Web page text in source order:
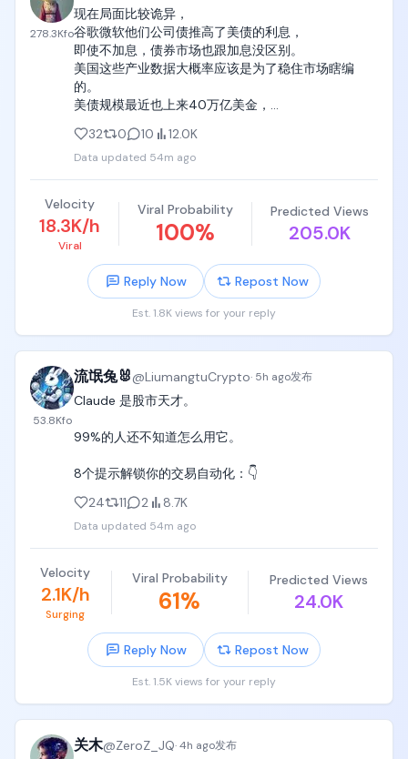
278.3Kfo
现在局面比较诡异，
谷歌微软他们公司债推高了美债的利息，
即使不加息，债券市场也跟加息没区别。
美国这些产业数据大概率应该是为了稳住市场瞎编
的。
美债规模最近也上来40万亿美金，
的追赶降价打击让人对美元在未来的信誉有了不确定
性。
同时7月科技持续暴跌导致资金对市场的避险需求催生
了最近一个月老登资产和黄金白银的触底反弹。
32 0 10 12.0K
Data updated 54m ago
Velocity
18.3K/h
Viral
Viral Probability
100%
Predicted Views
205.0K
Reply Now Repost Now
Est. 1.8K views for your reply
53.8Kfo
流氓兔🐰@LiumangtuCrypto· 5h ago发布
Claude 是股市天才。
99%的人还不知道怎么用它。
8个提示解锁你的交易自动化：👇
24
11 2 8.7K
Data updated 54m ago
Velocity
2.1K/h
Surging
Viral Probability
61%
Predicted Views
24.0K
Reply Now Repost Now
Est. 1.5K views for your reply
关木@ZeroZ_JQ·4h ago发布